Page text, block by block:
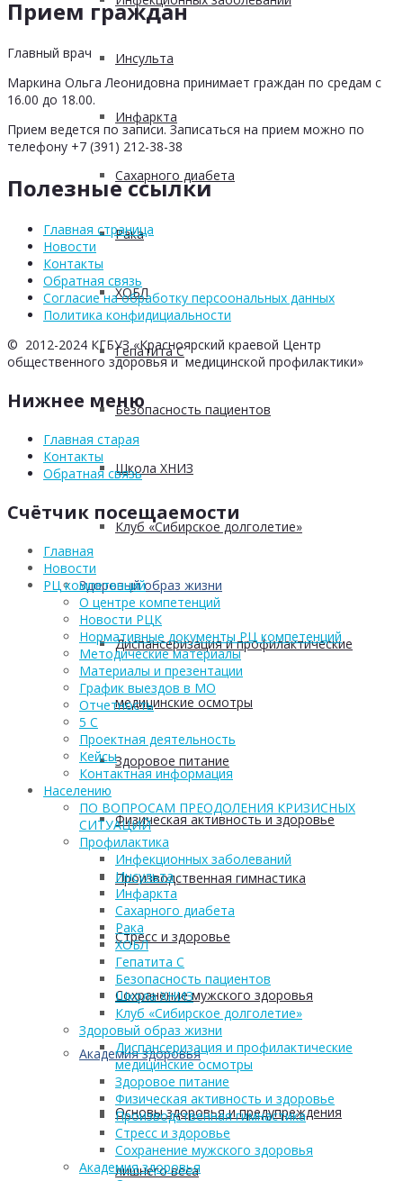
Инсульта
Инфаркта
Сахарного диабета
Рака
ХОБЛ
Гепатита С
Безопасность пациентов
Школа ХНИЗ
Клуб «Сибирское долголетие»
Здоровый образ жизни
Диспансеризация и профилактические
медицинские осмотры
Здоровое питание
Физическая активность и здоровье
Производственная гимнастика
Стресс и здоровье
Сохранение мужского здоровья
Академия здоровья
Основы здоровья и предупреждения
лишнего веса
Прием граждан
Главный врач
Маркина Ольга Леонидовна принимает граждан по средам с
16.00 до 18.00.
Прием ведется по записи. Записаться на прием можно по
телефону +7 (391) 212-38-38
Полезные ссылки
Главная страница
Новости
Контакты
Обратная связь
Согласие на обработку персоональных данных
Политика конфидициальности
© 2012-2024 КГБУЗ «Красноярский краевой Центр
общественного здоровья и медицинской профилактики»
Нижнее меню
Главная старая
Контакты
Обратная связь
Счётчик посещаемости
Главная
Новости
РЦ компетенций
О центре компетенций
Новости РЦК
Нормативные документы РЦ компетенций
Методические материалы
Материалы и презентации
График выездов в МО
Отчетность
5 С
Проектная деятельность
Кейсы
Контактная информация
Населению
ПО ВОПРОСАМ ПРЕОДОЛЕНИЯ КРИЗИСНЫХ
СИТУАЦИЙ
Профилактика
Инфекционных заболеваний
Инсульта
Инфаркта
Сахарного диабета
Рака
ХОБЛ
Гепатита С
Безопасность пациентов
Школа ХНИЗ
Клуб «Сибирское долголетие»
Здоровый образ жизни
Диспансеризация и профилактические
медицинские осмотры
Здоровое питание
Физическая активность и здоровье
Производственная гимнастика
Стресс и здоровье
Сохранение мужского здоровья
Академия здоровья